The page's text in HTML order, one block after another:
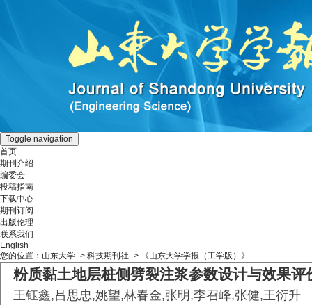
Toggle navigation
首页
期刊介绍
编委会
投稿指南
下载中心
期刊订阅
出版伦理
联系我们
English
您的位置： 山东大学 -> 科技期刊社 -> 《山东大学学报（工学版）》
粉质黏土地层桩侧劈裂注浆参数设计与效果评
王钰鑫,吕思忠,姚望,林春金,张明,李召峰,张健,王衍升